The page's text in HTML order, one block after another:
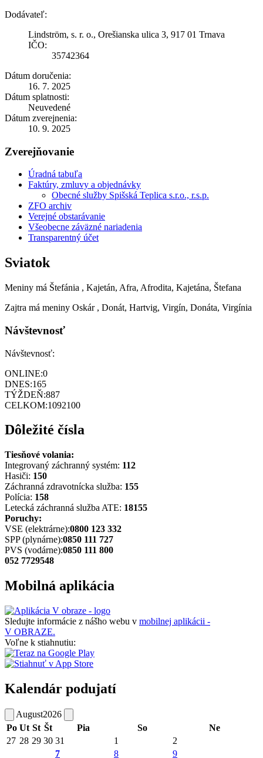
Dodávateľ:
Lindström, s. r. o., Orešianska ulica 3, 917 01 Trnava
IČO:
35742364
Dátum doručenia:
16. 7. 2025
Dátum splatnosti:
Neuvedené
Dátum zverejnenia:
10. 9. 2025
Zverejňovanie
Úradná tabuľa
Faktúry, zmluvy a objednávky
Obecné služby Spišská Teplica s.r.o., r.s.p.
ZFO archiv
Verejné obstarávanie
Všeobecne záväzné nariadenia
Transparentný účet
Sviatok
Meniny má Štefánia , Kajetán, Afra, Afrodita, Kajetána, Štefana
Zajtra má meniny Oskár , Donát, Hartvig, Virgín, Donáta, Virgínia
Návštevnosť
Návštevnosť:
ONLINE:0
DNES:165
TÝŽDEŇ:887
CELKOM:1092100
Dôležité čísla
Tiesňové volania:
Integrovaný záchranný systém: 112
Hasiči: 150
Záchranná zdravotnícka služba: 155
Polícia: 158
Letecká záchranná služba ATE: 18155
Poruchy:
VSE (elektrárne):0800 123 332
SPP (plynárne):0850 111 727
PVS (vodárne):0850 111 800
052 7729548
Mobilná aplikácia
Sledujte informácie z nášho webu v mobilnej aplikácii -
V OBRAZE.
Voľne k stiahnutiu:
Kalendár podujatí
August2026
Po Ut St Št Pia So
Ne
27 28 29 30 31 1
2
7
8 9